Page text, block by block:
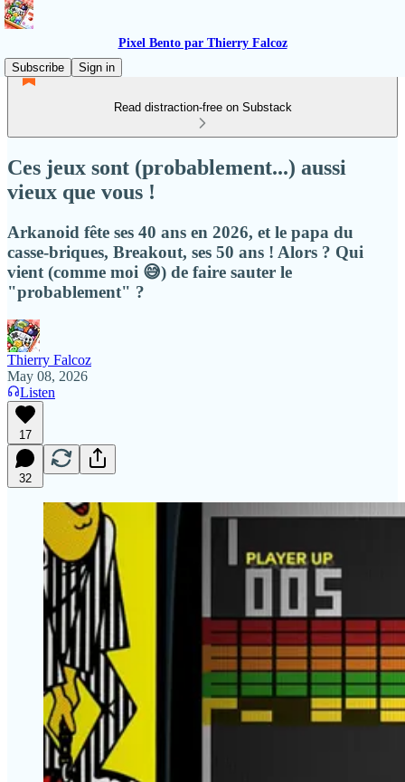
Pixel Bento par Thierry Falcoz
Subscribe
Sign in
Read distraction-free on Substack
Ces jeux sont (probablement...) aussi
vieux que vous !
Arkanoid fête ses 40 ans en 2026, et le papa du
casse-briques, Breakout, ses 50 ans ! Alors ? Qui
vient (comme moi 😅) de faire sauter le
"probablement" ?
Thierry Falcoz
May 08, 2026
Listen
17
32